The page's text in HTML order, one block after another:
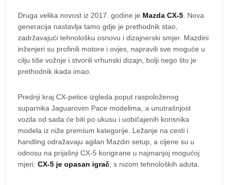
Druga velika novost iz 2017. godine je Mazda CX-5. Nova
generacija nastavlja tamo gdje je prethodnik stao,
zadržavajući tehnološku osnovu i dizajnerski smjer. Mazdini
inženjeri su profinili motore i ovjes, napravili sve moguće u
cilju tiše vožnje i stvorili vrhunski dizajn, bolji nego što je
prethodnik ikada imao.
Prednji kraj CX-petice izgleda poput raspoloženog
suparnika Jaguarovim Pace modelima, a unutrašnjost
vozila od sada će biti po ukusu i uobičajenih korisnika
modela iz niže premium kategorije. Ležanje na cesti i
handling odražavaju agilan Mazdin setup, a cijene su u
odnosu na prijašnji CX-5 korigirane u najmanjoj mogućoj
mjeri. CX-5 je opasan igrač, s nizom tehnoloških aduta.